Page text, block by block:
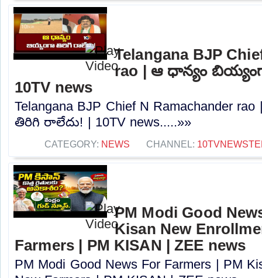
Telangana BJP
rao | ఆ ధాన్యం
10TV news
Telangana BJP Chief N Ramachander
తిరిగి రాలేదు! | 10TV news.....»»
CATEGORY: NEWS CHANNEL:
PM Modi Good
Kisan New
Farmers | PM KISAN | ZEE news
PM Modi Good News For Farmers | PM